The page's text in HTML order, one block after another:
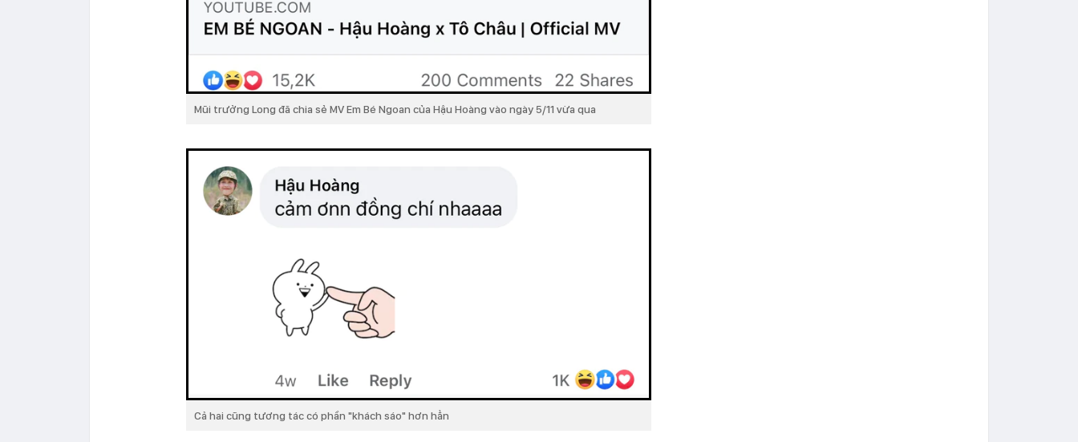
Mũi trưởng Long đã chia sẻ MV Em Bé Ngoan của Hậu Hoàng vào ngày 5/11 vừa qua
Cả hai cũng tương tác có phần "khách sáo" hơn hẳn